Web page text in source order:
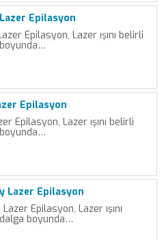
Epilasyon
Epilasyon, Lazer ışını belirli
Epilasyon
Epilasyon, Lazer ışını belirli
Lazer Epilasyon
Epilasyon, Lazer ışını
boyunda…